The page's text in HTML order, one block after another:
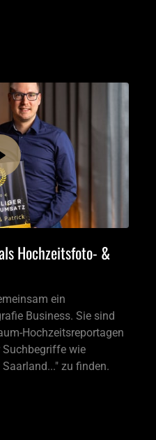
Hochzeitsfoto- &
ein
Business. Sie sind
Hochzeitsreportagen
wie
zu finden.